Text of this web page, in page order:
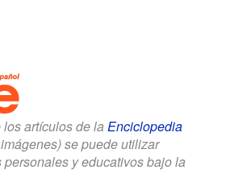
artículos de la Enciclopedia
se puede utilizar
y educativos bajo la